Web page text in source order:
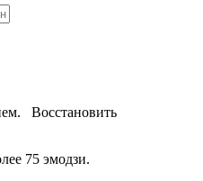
Восстановить
75 эмодзи.